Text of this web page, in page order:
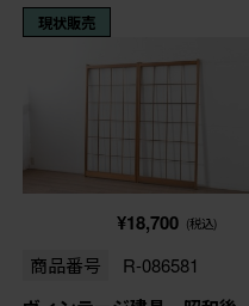
現状販売
¥18,700 (税込)
商品番号 R-086581